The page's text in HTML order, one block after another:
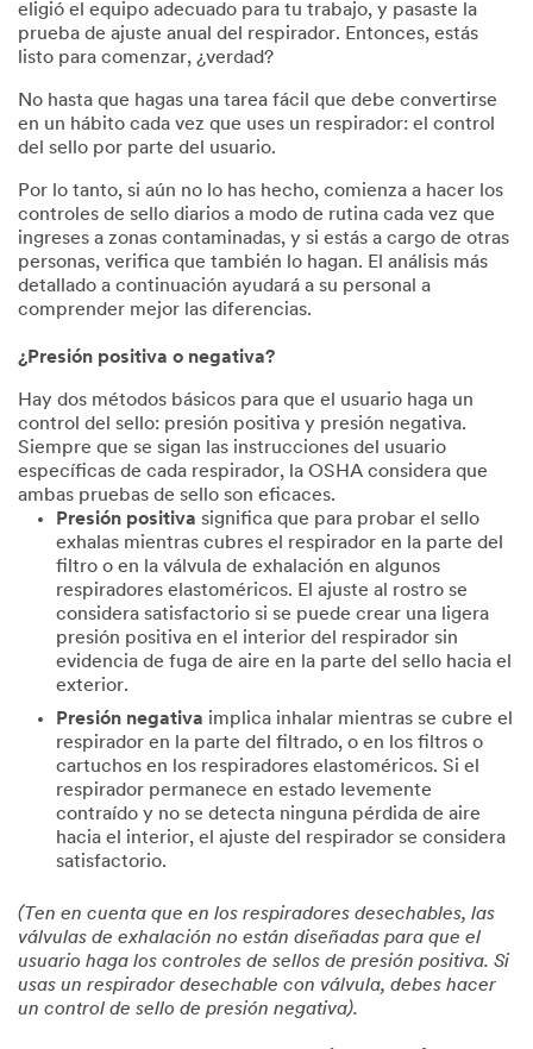
eligió el equipo adecuado para tu trabajo, y pasaste la
prueba de ajuste anual del respirador. Entonces, estás
listo para comenzar, ¿verdad?
No hasta que hagas una tarea fácil que debe convertirse
en un hábito cada vez que uses un respirador: el control
del sello por parte del usuario.
Por lo tanto, si aún no lo has hecho, comienza a hacer los
controles de sello diarios a modo de rutina cada vez que
ingreses a zonas contaminadas, y si estás a cargo de otras
personas, verifica que también lo hagan. El análisis más
detallado a continuación ayudará a su personal a
comprender mejor las diferencias.
¿Presión positiva o negativa?
Hay dos métodos básicos para que el usuario haga un
control del sello: presión positiva y presión negativa.
Siempre que se sigan las instrucciones del usuario
específicas de cada respirador, la OSHA considera que
ambas pruebas de sello son eficaces.
Presión positiva significa que para probar el sello
exhalas mientras cubres el respirador en la parte del
filtro o en la válvula de exhalación en algunos
respiradores elastoméricos. El ajuste al rostro se
considera satisfactorio si se puede crear una ligera
presión positiva en el interior del respirador sin
evidencia de fuga de aire en la parte del sello hacia el
exterior.
Presión negativa implica inhalar mientras se cubre el
respirador en la parte del filtrado, o en los filtros o
cartuchos en los respiradores elastoméricos. Si el
respirador permanece en estado levemente
contraído y no se detecta ninguna pérdida de aire
hacia el interior, el ajuste del respirador se considera
satisfactorio.
(Ten en cuenta que en los respiradores desechables, las
válvulas de exhalación no están diseñadas para que el
usuario haga los controles de sellos de presión positiva. Si
usas un respirador desechable con válvula, debes hacer
un control de sello de presión negativa).